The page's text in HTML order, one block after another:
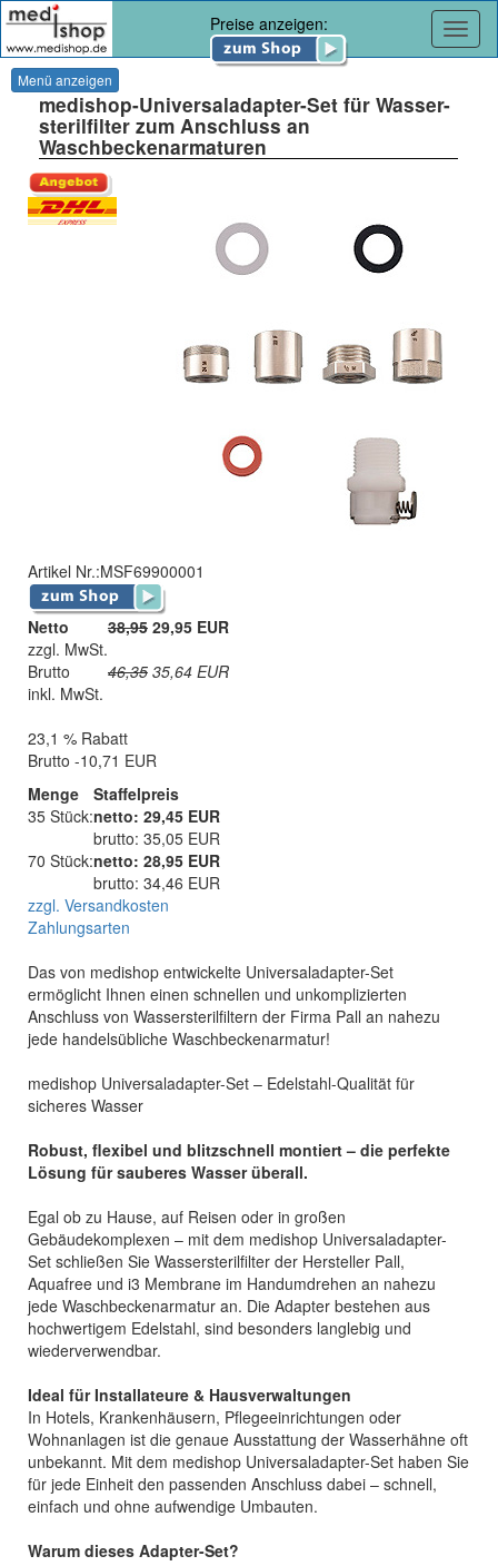
Preise anzeigen:
Menü anzeigen
medishop-Universaladapter-Set für Wasser-
sterilfilter zum Anschluss an
Waschbeckenarmaturen
Artikel Nr.:MSF69900001
Netto 38,95 29,95 EUR
zzgl. MwSt.
Brutto
46,35 35,64 EUR
inkl. MwSt.
23,1 % Rabatt
Brutto -10,71 EUR
Menge
Staffelpreis
35 Stück:netto: 29,45 EUR
brutto: 35,05 EUR
70 Stück:netto: 28,95 EUR
brutto: 34,46 EUR
zzgl. Versandkosten
Zahlungsarten
Das von medishop entwickelte Universaladapter-Set
ermöglicht Ihnen einen schnellen und unkomplizierten
Anschluss von Wassersterilfiltern der Firma Pall an nahezu
jede handelsübliche Waschbeckenarmatur!
medishop Universaladapter-Set – Edelstahl-Qualität für
sicheres Wasser
Robust, flexibel und blitzschnell montiert – die perfekte
Lösung für sauberes Wasser überall.
Egal ob zu Hause, auf Reisen oder in großen
Gebäudekomplexen – mit dem medishop Universaladapter-
Set schließen Sie Wassersterilfilter der Hersteller Pall,
Aquafree und i3 Membrane im Handumdrehen an nahezu
jede Waschbeckenarmatur an. Die Adapter bestehen aus
hochwertigem Edelstahl, sind besonders langlebig und
wiederverwendbar.
Ideal für Installateure & Hausverwaltungen
In Hotels, Krankenhäusern, Pflegeeinrichtungen oder
Wohnanlagen ist die genaue Ausstattung der Wasserhähne oft
unbekannt. Mit dem medishop Universaladapter-Set haben Sie
für jede Einheit den passenden Anschluss dabei – schnell,
einfach und ohne aufwendige Umbauten.
Warum dieses Adapter-Set?